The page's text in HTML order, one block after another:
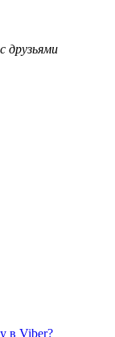
друзьями